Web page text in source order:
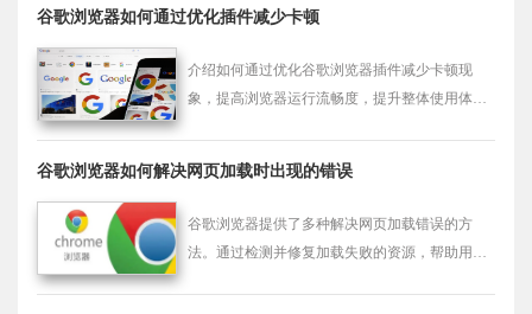
谷歌浏览器如何通过优化插件减少卡顿
介绍如何通过优化谷歌浏览器插件减少卡顿现
象，提高浏览器运行流畅度，提升整体使用体
谷歌浏览器如何解决网页加载时出现的错误
谷歌浏览器提供了多种解决网页加载错误的方
法。通过检测并修复加载失败的资源，帮助用户